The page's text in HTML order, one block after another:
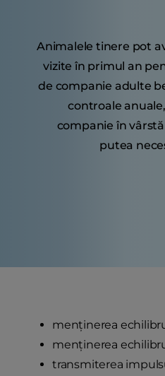
Animalele tinere pot
vizite în primul an
de companie adulte
controale
companie în
putea
menținerea
menținerea
transmiterea